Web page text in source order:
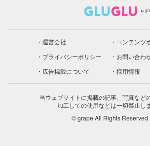
運営会社
コンテンツ
プライバシーポリシー
お問い合わ
広告掲載について
採用情報
当ウェブサイトに掲載の記事、写真など
加工しての使用などは一切禁止しま
© grape All Rights Reserved.